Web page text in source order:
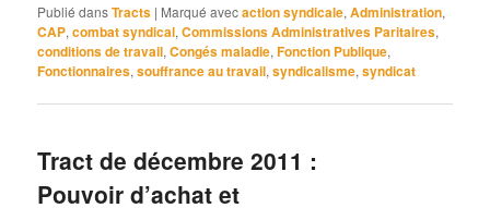
Publié dansTracts | Marqué avecaction syndicale,Administration,
CAP,combat syndical,Commissions Administratives Paritaires,
conditions de travail,Congés maladie,Fonction Publique,
Fonctionnaires,souffrance au travail,syndicalisme,syndicat
Tract de décembre 2011 :
Pouvoir d’achat et